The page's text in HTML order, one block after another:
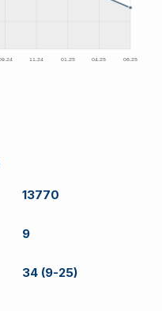
13770
9
34 (9-25)